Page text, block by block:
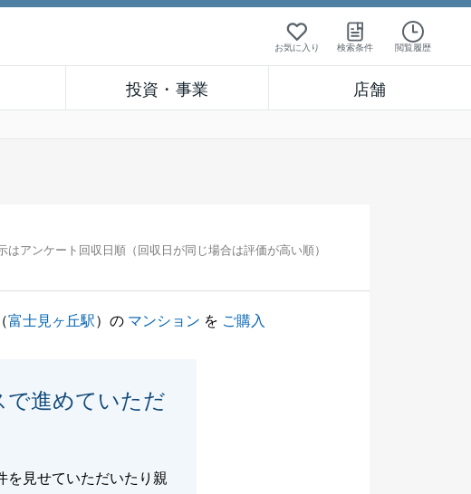
お気に入り 検索条件 閲覧履歴
投資・事業 店舗
はアンケート回収日順（回収日が同じ場合は評価が高い順）
富士見ヶ丘駅）の マンション を ご購入
で進めていただ
を見せていただいたり親